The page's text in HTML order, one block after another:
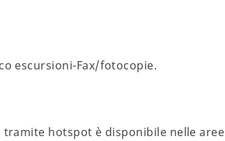
escursioni-Fax/fotocopie.
hotspot è disponibile nelle